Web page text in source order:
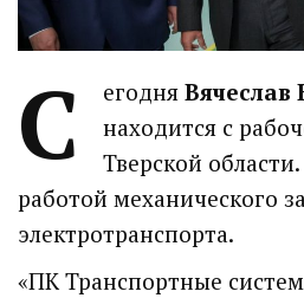
С егодня Вячеслав
находится с
Тверской
работой механического
электротранспорта.
«ПК Транспортные